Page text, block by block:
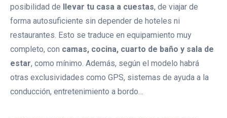
posibilidad de llevar tu casa a cuestas, de viajar de
forma autosuficiente sin depender de hoteles ni
restaurantes. Esto se traduce en equipamiento muy
completo, con camas, cocina, cuarto de baño y sala de
estar, como mínimo. Además, según el modelo habrá
otras exclusividades como GPS, sistemas de ayuda a la
conducción, entretenimiento a bordo…